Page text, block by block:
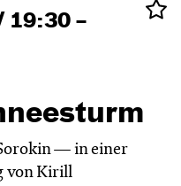
19:30 –
— in einer
von Kirill